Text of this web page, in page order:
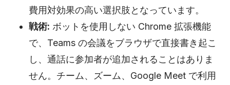
費用対効果の高い選択肢となっています。
戦術: ボットを使用しない Chrome 拡張機能
で、Teams の会議をブラウザで直接書き起こ
し、通話に参加者が追加されることはありま
せん。チーム、ズーム、Google Meet で利用